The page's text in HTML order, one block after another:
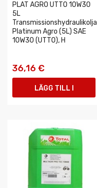
PLAT AGRO UTTO 10W30
5L
Transmissionshydraulikolja
Platinum Agro (5L) SAE
10W30 (UTTO), H
36,16 €
LÄGG TILL I